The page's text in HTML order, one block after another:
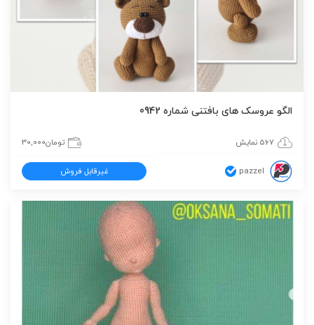
الگو عروسک های بافتنی شماره 0942
567 نمایش تومان30,000
pazzel غیرقابل فروش